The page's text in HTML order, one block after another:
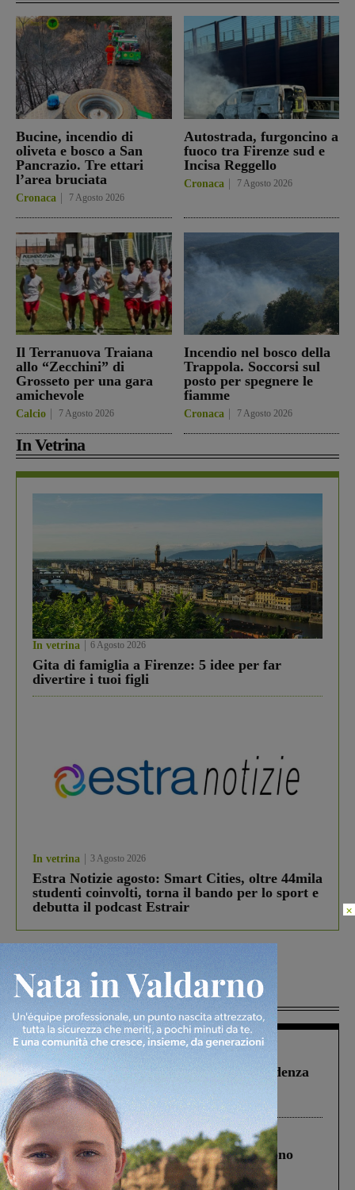
Bucine, incendio di
oliveta e bosco a San
Pancrazio. Tre ettari
l’area bruciata
Cronaca 7 Agosto 2026
Autostrada, furgoncino a
fuoco tra Firenze sud e
Incisa Reggello
Cronaca 7 Agosto 2026
Il Terranuova Traiana
allo “Zecchini” di
Grosseto per una gara
amichevole
Calcio 7 Agosto 2026
Incendio nel bosco della
Trappola. Soccorsi sul
posto per spegnere le
fiamme
Cronaca 7 Agosto 2026
In Vetrina
In vetrina 6 Agosto 2026
Gita di famiglia a Firenze: 5 idee per far
divertire i tuoi figli
In vetrina 3 Agosto 2026
Estra Notizie agosto: Smart Cities, oltre 44mila
studenti coinvolti, torna il bando per lo sport e
debutta il podcast Estrair
Più lette
Figline Incisa Valdarno 1 Agosto 2026
Piscina di Figline finanziata oltre la scadenza
Pnrr, il gruppo di Fratelli d’Italia: “Un
ringraziamento al Governo”
Cronaca 4 Agosto 2026
Un anno fa la strage in A1 in cui morirono
Gianni, Giulia e Franco. Lo schianto, il
processo, lo stop ai sorpassi fra tir....
×